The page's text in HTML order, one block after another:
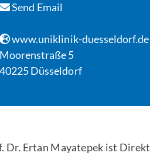
Send Email
www.uniklinik-duesseldorf.de
Moorenstraße 5
40225 Düsseldorf
Dr. Ertan Mayatepek ist